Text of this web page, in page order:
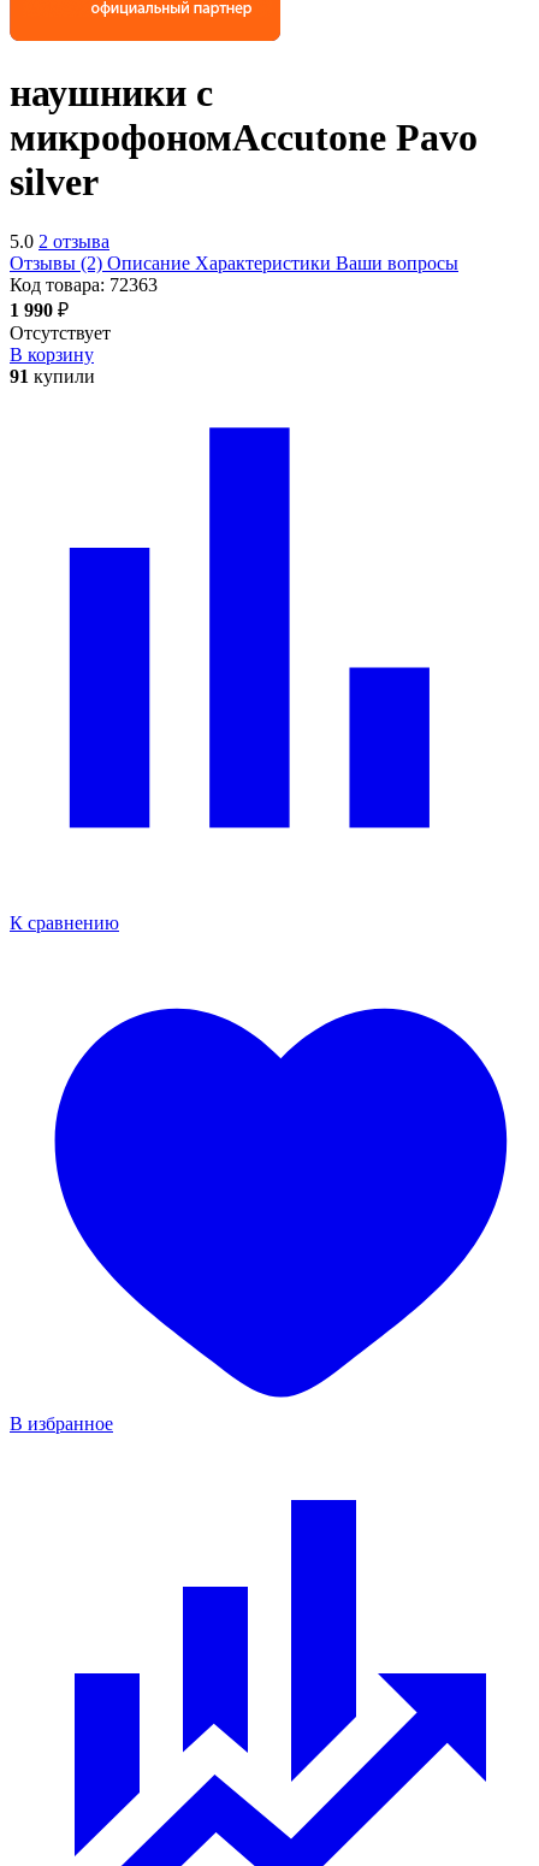
наушники с
микрофономAccutone Pavo
silver
5.0 2 отзыва
Отзывы (2) Описание Характеристики Ваши вопросы
Код товара: 72363
1 990 ₽
Отсутствует
В корзину
91 купили
К сравнению
В избранное